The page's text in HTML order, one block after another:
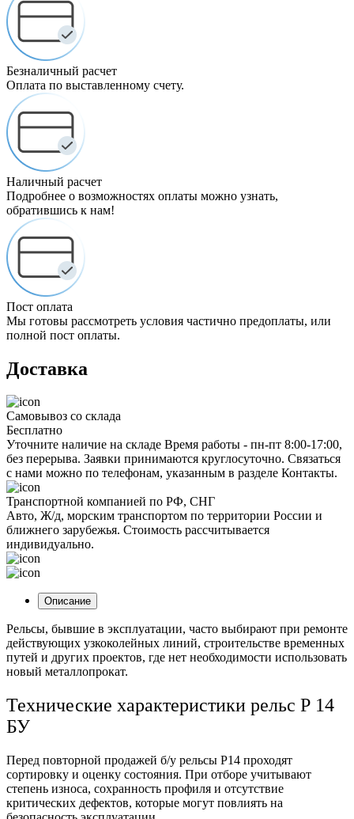
Нажимая
кнопку
"Оставить
заявку",
я
подтверждаю,
что
я
ознакомлен
и
согласен
условиями
политики
обработки
персональных
данных
Безналичный расчет
Оплата по выставленному счету.
Наличный расчет
Подробнее о возможностях оплаты можно узнать,
обратившись к нам!
Пост оплата
Мы готовы рассмотреть условия частично предоплаты, или
полной пост оплаты.
Доставка
Самовывоз со склада
Бесплатно
Уточните наличие на складе Время работы - пн-пт 8:00-17:00,
без перерыва. Заявки принимаются круглосуточно. Связаться
с нами можно по телефонам, указанным в разделе Контакты.
Транспортной компанией по РФ, СНГ
Авто, Ж/д, морским транспортом по территории России и
ближнего зарубежья. Стоимость рассчитывается
индивидуально.
Описание
Рельсы, бывшие в эксплуатации, часто выбирают при ремонте
действующих узкоколейных линий, строительстве временных
путей и других проектов, где нет необходимости использовать
новый металлопрокат.
Технические характеристики рельс Р 14
БУ
Перед повторной продажей б/у рельсы Р14 проходят
сортировку и оценку состояния. При отборе учитывают
степень износа, сохранность профиля и отсутствие
критических дефектов, которые могут повлиять на